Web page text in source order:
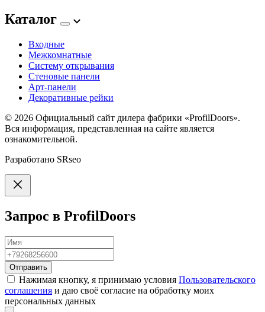
Каталог
Входные
Межкомнатные
Систему открывания
Стеновые панели
Арт-панели
Декоративные рейки
© 2026 Официальный сайт дилера фабрики «ProfilDoors».
Вся информация, представленная на сайте является
ознакомительной.
Разработано SRseo
Запрос в ProfilDoors
Отправить
Нажимая кнопку, я принимаю условия Пользовательского
соглашения и даю своё согласие на обработку моих
персональных данных